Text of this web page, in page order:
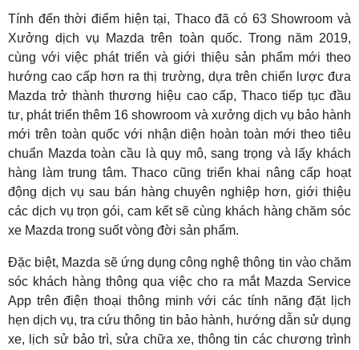
Tính đến thời điểm hiện tại, Thaco đã có 63 Showroom và
Xưởng dịch vụ Mazda trên toàn quốc. Trong năm 2019,
cùng với việc phát triển và giới thiệu sản phẩm mới theo
hướng cao cấp hơn ra thị trường, dựa trên chiến lược đưa
Mazda trở thành thương hiệu cao cấp, Thaco tiếp tục đầu
tư, phát triển thêm 16 showroom và xưởng dịch vụ bảo hành
mới trên toàn quốc với nhận diện hoàn toàn mới theo tiêu
chuẩn Mazda toàn cầu là quy mô, sang trọng và lấy khách
hàng làm trung tâm. Thaco cũng triển khai nâng cấp hoạt
động dịch vụ sau bán hàng chuyên nghiệp hơn, giới thiệu
các dịch vụ trọn gói, cam kết sẽ cùng khách hàng chăm sóc
xe Mazda trong suốt vòng đời sản phẩm.
Đặc biệt, Mazda sẽ ứng dụng công nghệ thông tin vào chăm
sóc khách hàng thông qua việc cho ra mắt Mazda Service
App trên điện thoại thông minh với các tính năng đặt lịch
hẹn dịch vụ, tra cứu thông tin bảo hành, hướng dẫn sử dụng
xe, lịch sử bảo trì, sửa chữa xe, thông tin các chương trình